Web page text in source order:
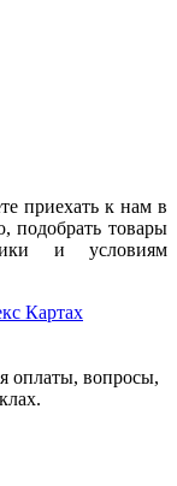
приехать к нам в
подобрать товары
и условиям
Картах
оплаты, вопросы,